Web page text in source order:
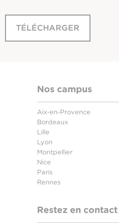
TÉLÉCHARGER
Nos campus
Aix-en-Provence
Bordeaux
Lille
Lyon
Montpellier
Nice
Paris
Rennes
Restez en contact